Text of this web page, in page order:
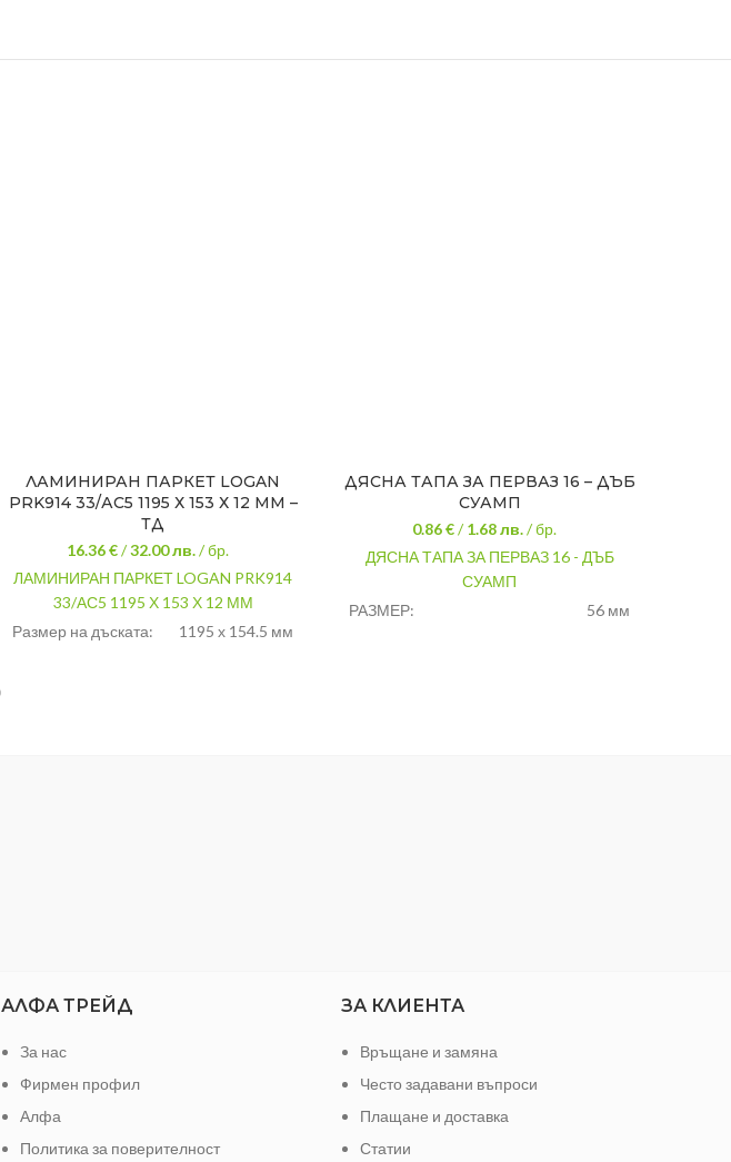
ЛАМИНИРАН ПАРКЕТ LOGAN
PRK914 33/АС5 1195 Х 153 Х 12 ММ –
ТД
16.36 €/32.00лв. / бр.
ЛАМИНИРАН ПАРКЕТ LOGAN PRK914
33/АС5 1195 Х 153 Х 12 ММ
Размер на дъската:
1195 х 154.5 мм
ДЯСНА ТАПА ЗА ПЕРВАЗ 16 – ДЪБ
СУАМП
0.86 €/1.68лв. / бр.
ДЯСНА ТАПА ЗА ПЕРВАЗ 16 - ДЪБ
СУАМП
РАЗМЕР:
56 мм
АЛФА ТРЕЙД
За нас
Фирмен профил
Алфа
Политика за поверителност
ЗА КЛИЕНТА
Връщане и замяна
Често задавани въпроси
Плащане и доставка
Статии